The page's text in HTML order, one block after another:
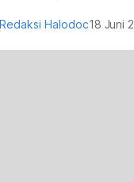
Redaksi Halodoc18 Juni